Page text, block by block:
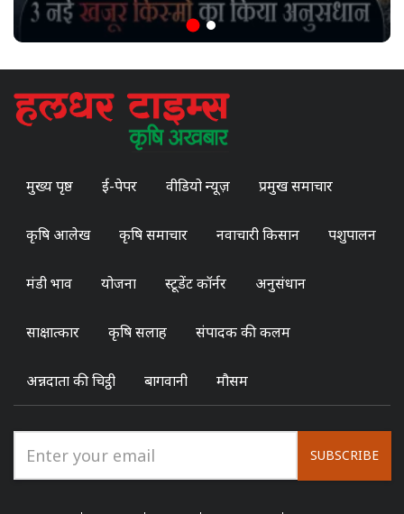
मुख्य पृष्ठ ई-पेपर वीडियो न्यूज़ प्रमुख समाचार
कृषि आलेख कृषि समाचार नवाचारी किसान पशुपालन
मंडी भाव योजना स्टूडेंट कॉर्नर अनुसंधान
साक्षात्कार कृषि सलाह संपादक की कलम
अन्नदाता की चिट्ठी बागवानी मौसम
SUBSCRIBE